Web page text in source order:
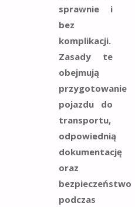
sprawnie i
bez
komplikacji.
Zasady te
obejmują
przygotowanie
pojazdu do
transportu,
odpowiednią
dokumentację
oraz
bezpieczeństwo
podczas